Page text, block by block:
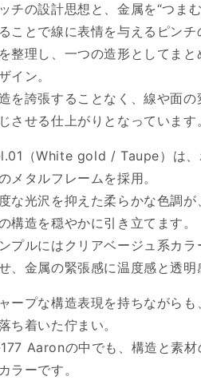
チの設計思想と、金属を“つま
ことで線に表情を与えるピン
整理し、一つの造形としてま
イン。
を誇張することなく、線や面
させる仕上がりとなっています
（White gold / Taupe）は、
メタルフレームを採用。
な光沢を抑えた柔らかな色調が
構造を穏やかに引き立てます。
プルにはクリアベージュ系カ
、金属の緊張感に温度感と透明
ープな構造表現を持ちながらも
ち着いた佇まい。
Aaronの中でも、構造と素材
ラーです。